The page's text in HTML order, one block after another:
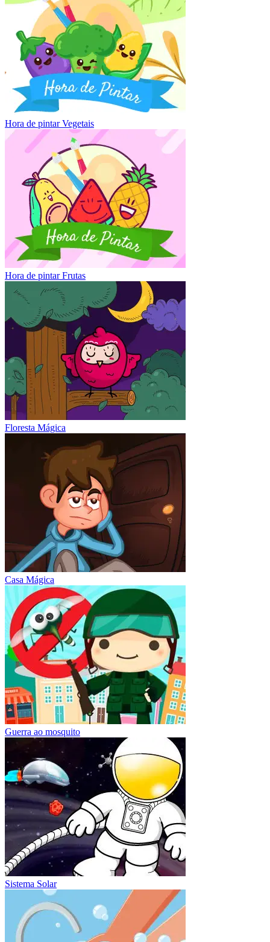
Hora de pintar Vegetais
Hora de pintar Frutas
Floresta Mágica
Casa Mágica
Guerra ao mosquito
Sistema Solar